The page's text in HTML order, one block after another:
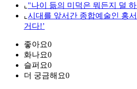
⌞ "나이 듦의 미덕은 뭐든지 덜
⌞ 시대를 앞서간 종합예술인 홍
거다!’
좋아요0
화나요0
슬퍼요0
더 궁금해요0